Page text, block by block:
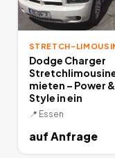
STRETCH-
Dodge Charger
mieten – Power &
Style in ein
📍 Essen
auf Anfrage